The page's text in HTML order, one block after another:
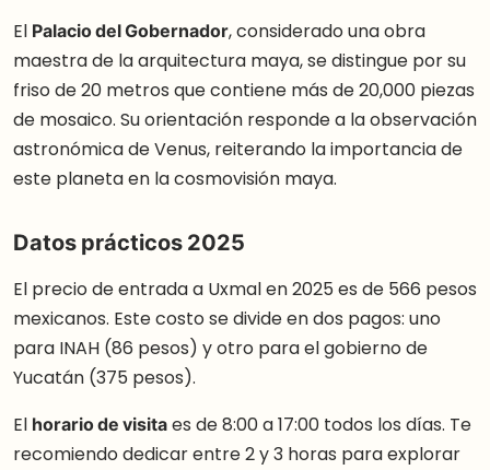
El Palacio del Gobernador, considerado una obra
maestra de la arquitectura maya, se distingue por su
friso de 20 metros que contiene más de 20,000 piezas
de mosaico. Su orientación responde a la observación
astronómica de Venus, reiterando la importancia de
este planeta en la cosmovisión maya.
Datos prácticos 2025
El precio de entrada a Uxmal en 2025 es de 566 pesos
mexicanos. Este costo se divide en dos pagos: uno
para INAH (86 pesos) y otro para el gobierno de
Yucatán (375 pesos).
El horario de visitaes de 8:00 a 17:00 todos los días. Te
recomiendo dedicar entre 2 y 3 horas para explorar